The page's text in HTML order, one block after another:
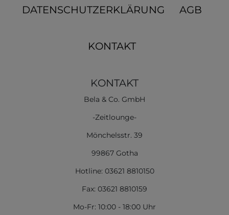
DATENSCHUTZERKLÄRUNG AGB
KONTAKT
KONTAKT
Bela & Co. GmbH
-Zeitlounge-
Mönchelsstr. 39
99867 Gotha
Hotline: 03621 8810150
Fax: 03621 8810159
Mo-Fr: 10:00 - 18:00 Uhr